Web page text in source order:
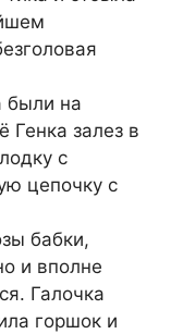
были на
Генка залез в
с
цепочку с
бабки,
и вполне
Галочка
горшок и